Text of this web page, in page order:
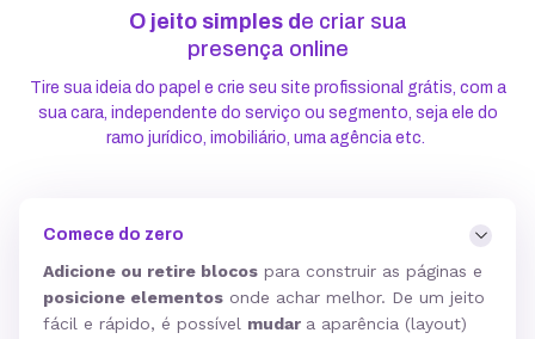
O jeito simples d e criar sua
presença online
Tire sua ideia do papel e crie seu site profissional grátis, com a
sua cara, independente do serviço ou segmento, seja ele do
ramo jurídico, imobiliário, uma agência etc.
Comece do zero
Adicione ou retire blocos para construir as páginas e
posicione elementos onde achar melhor. De um jeito
fácil e rápido, é possível mudar a aparência (layout)